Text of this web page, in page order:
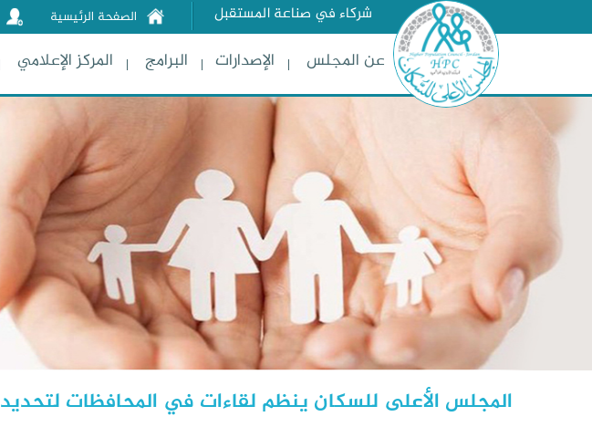
شركاء في صناعة المستقبل الصفحة الرئيسية
عن المجلس الإصدارات البرامج المركز الإعلامي
المجلس الأعلى للسكان ينظم لقاءات في المحافظات لتحديد